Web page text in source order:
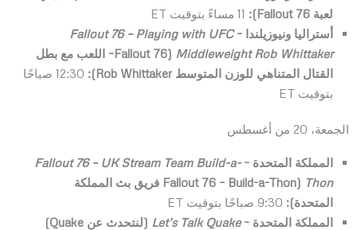
لعبة Fallout 76
):
أستراليا ونيوزيلندا –Fallout 76 – Playing with UFC
Middleweight Rob Whittaker
(
Fallout 76– اللعب مع بطل
القتال المتناهي للوزن المتوسط Rob Whittaker
):
12:30 صباحًا
بتوقيت ET
الجمعة، 20 من أغسطس
المملكة المتحدة –Fallout 76 – UK Stream Team Build-a-
Thon
(
Fallout 76 – Build-a-Thon
فريق بث المملكة
المتحدة):
المملكة المتحدة –Let’s Talk Quake (لنتحدث عن Quake
)